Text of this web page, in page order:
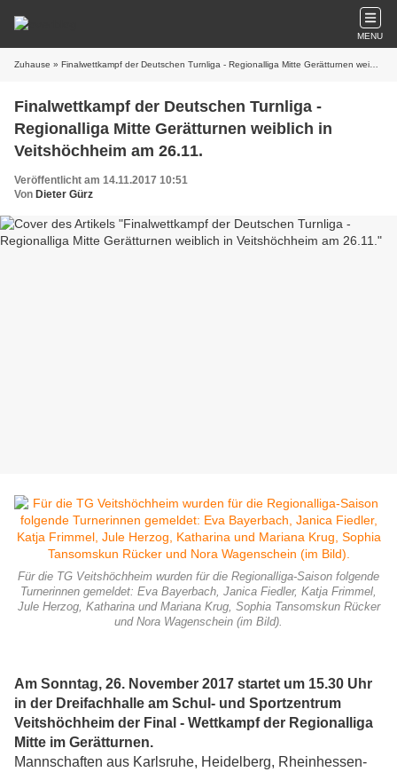
MENU
Zuhause » Finalwettkampf der Deutschen Turnliga - Regionalliga Mitte Gerätturnen weiblich in Veitshöchheim am 26.11.
Finalwettkampf der Deutschen Turnliga -
Regionalliga Mitte Gerätturnen weiblich in
Veitshöchheim am 26.11.
Veröffentlicht am 14.11.2017 10:51
Von Dieter Gürz
Für die TG Veitshöchheim wurden für die Regionalliga-Saison folgende
Turnerinnen gemeldet: Eva Bayerbach, Janica Fiedler, Katja Frimmel,
Jule Herzog, Katharina und Mariana Krug, Sophia Tansomskun Rücker
und Nora Wagenschein (im Bild).
Am Sonntag, 26. November 2017 startet um 15.30 Uhr
in der Dreifachhalle am Schul- und Sportzentrum
Veitshöchheim der Final - Wettkampf der Regionalliga
Mitte im Gerätturnen.
Mannschaften aus Karlsruhe, Heidelberg, Rheinhessen-